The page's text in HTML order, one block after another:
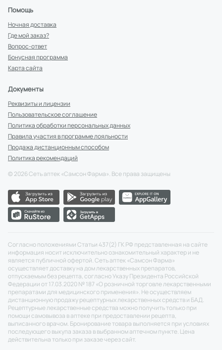
Помощь
Ночная доставка
Где мой заказ?
Вопрос-ответ
Бонусная программа
Карта сайта
Документы
Реквизиты и лицензии
Пользовательское соглашение
Политика обработки персональных данных
Правила участия в программе лояльности
Продажа дистанционным способом
Политика рекомендаций
© 2026Сеть аптек «Самсон Фарма». Все права защищены
Согласно положениями Статьи 437(2) ГК РФ представленная на сайте
информация носит исключительно ознакомительный характер и не
является публичной офертой. Сеть аптек «Самсон Фарма»
осуществляет доставку на дом лекарственных препаратов,
отпускаемым без рецепта, согласно Указу Президента Российской
Федерации от 17.03.2020 № 187 «О розничной торговле лекарственными
препаратами для медицинского применения». Не осуществляем
дистанционную продажу рецептурных лекарственных средств и БАД.
Рецептурные лекарственные средства можно получить только при
помощи самовывоза в аптеке при предоставлении рецепта,
выписанного врачом. Бронирование товара выполняется при условиях
последующего выкупа заказа в выбранном аптечном пункте. Цена
действительна только при заказе через сайт.